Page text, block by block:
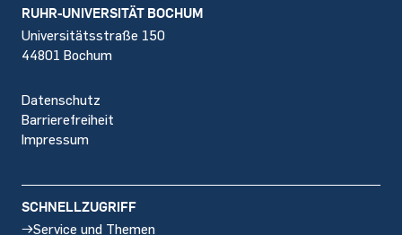
Footer
RUHR-UNIVERSITÄT BOCHUM
Universitätsstraße 150
44801 Bochum
Datenschutz
Barrierefreiheit
Impressum
SCHNELLZUGRIFF
Service und Themen